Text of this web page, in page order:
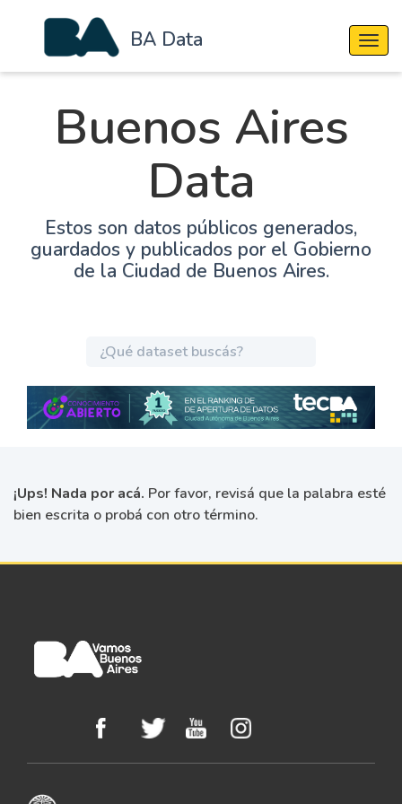
BA Data
Buenos Aires
Data
Estos son datos públicos generados,
guardados y publicados por el Gobierno
de la Ciudad de Buenos Aires.
¡Ups! Nada por acá. Por favor, revisá que la palabra esté
bien escrita o probá con otro término.